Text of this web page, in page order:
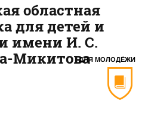
ДЛЯ МОЛОДЁЖИ
областная
для детей и
имени И. С.
Микитова